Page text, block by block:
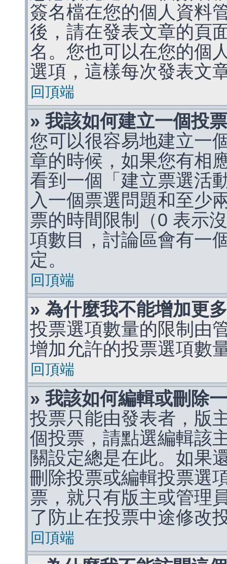
簽名檔在您的個人資料
後，請在發表文章的頁
名。您也可以在您的個
選項，這樣每次發表文
回頂端
» 我該如何建立一個投
您可以很容易地建立一
章的時候，如果您有相
看到一個「建立票選活
入一個票選問題和至少
票的時間限制（0 表示
項數目，討論區會有一
定。
回頂端
» 為什麼我不能增加更
投票選項數量的限制由
增加允許的投票選項數
回頂端
» 我該如何編輯或刪除
投票只能由發表者，版
個投票，請點選編輯該
關設定總是在此。如果
刪除投票或編輯投票選
票，就只有版主或管理
了防止在投票中途修改
回頂端